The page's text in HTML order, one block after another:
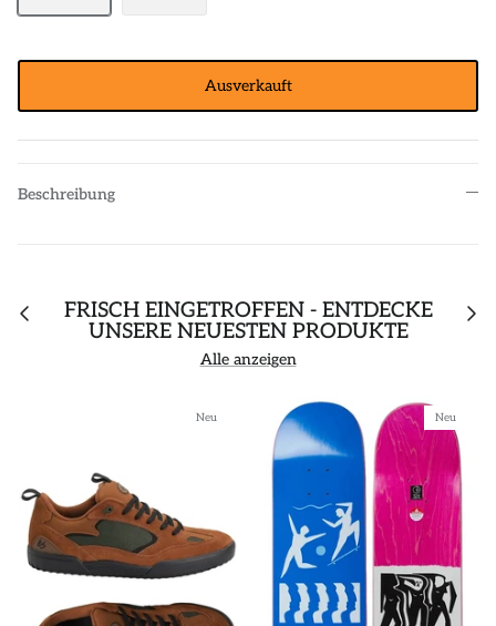
Ausverkauft
Beschreibung
FRISCH EINGETROFFEN - ENTDECKE
UNSERE NEUESTEN PRODUKTE
Alle anzeigen
Neu Neu